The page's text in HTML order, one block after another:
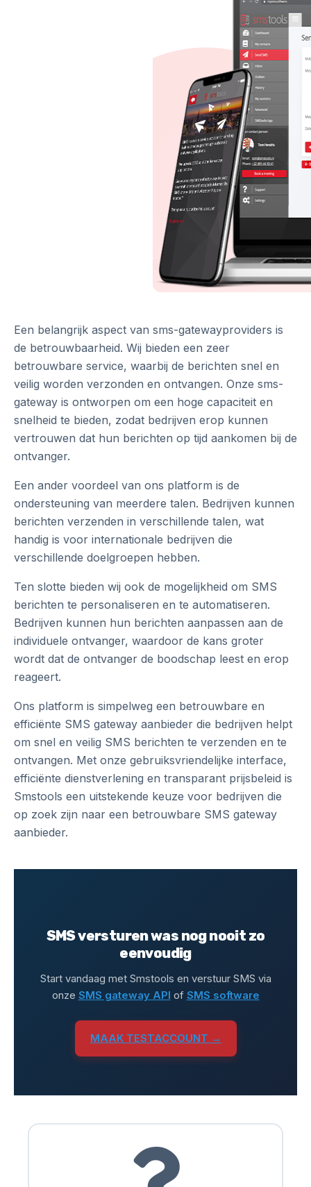
Een belangrijk aspect van sms-gatewayproviders is
de betrouwbaarheid. Wij bieden een zeer
betrouwbare service, waarbij de berichten snel en
veilig worden verzonden en ontvangen. Onze sms-
gateway is ontworpen om een hoge capaciteit en
snelheid te bieden, zodat bedrijven erop kunnen
vertrouwen dat hun berichten op tijd aankomen bij de
ontvanger.
Een ander voordeel van ons platform is de
ondersteuning van meerdere talen. Bedrijven kunnen
berichten verzenden in verschillende talen, wat
handig is voor internationale bedrijven die
verschillende doelgroepen hebben.
Ten slotte bieden wij ook de mogelijkheid om SMS
berichten te personaliseren en te automatiseren.
Bedrijven kunnen hun berichten aanpassen aan de
individuele ontvanger, waardoor de kans groter
wordt dat de ontvanger de boodschap leest en erop
reageert.
Ons platform is simpelweg een betrouwbare en
efficiënte SMS gateway aanbieder die bedrijven helpt
om snel en veilig SMS berichten te verzenden en te
ontvangen. Met onze gebruiksvriendelijke interface,
efficiënte dienstverlening en transparant prijsbeleid is
Smstools een uitstekende keuze voor bedrijven die
op zoek zijn naar een betrouwbare SMS gateway
aanbieder.
SMS versturen was nog nooit zo
eenvoudig
Start vandaag met Smstools en verstuur SMS via
onze SMS gateway API of SMS software
MAAK TESTACCOUNT →